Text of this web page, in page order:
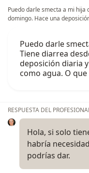
Puedo darle smecta a mi hija
domingo. Hace una
Puedo darle
Tiene diarrea
deposición diaria
como agua. O
RESPUESTA DEL
Hola, si solo
habría
podrías dar.